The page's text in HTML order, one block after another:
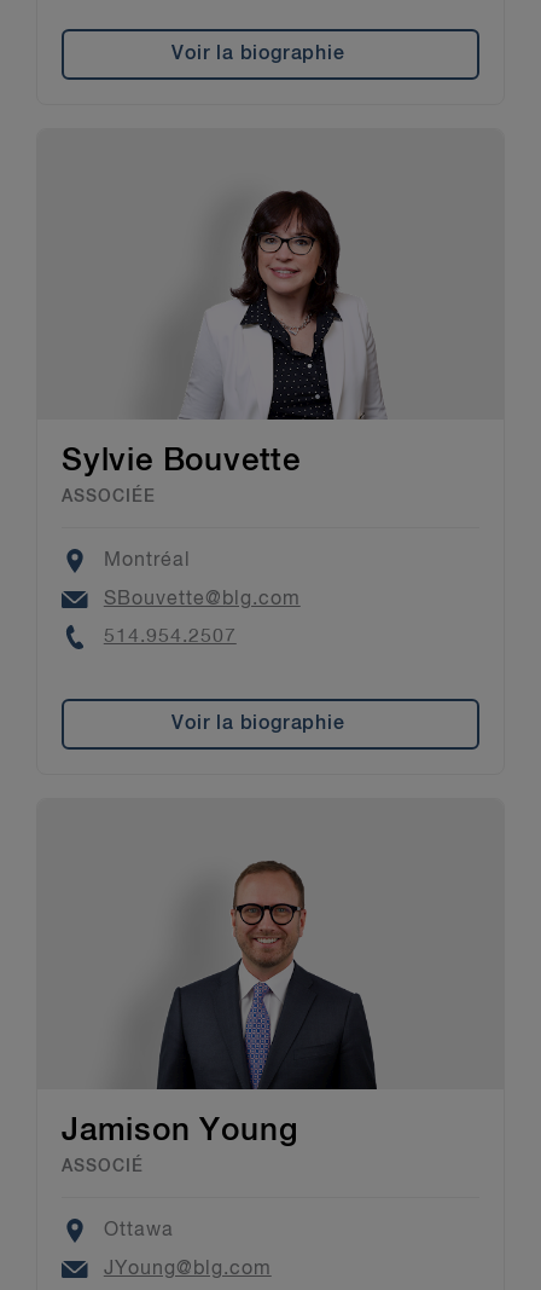
Voir la biographie
Sylvie Bouvette
ASSOCIÉE
Location
Montréal
Email
SBouvette@blg.com
Phone
514.954.2507
Voir la biographie
Jamison Young
ASSOCIÉ
Location
Ottawa
Email
JYoung@blg.com